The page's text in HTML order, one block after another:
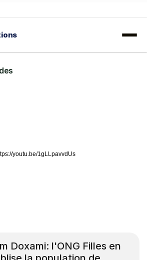
youtu.be/1gLLpavvdUs
Doxami: l'ONG Filles en